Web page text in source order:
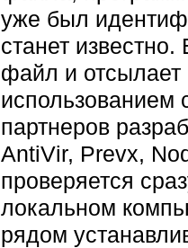
уже был
станет
файл и отсылает
использованием
партнеров
AntiVir, Prevx,
проверяется
локальном
рядом